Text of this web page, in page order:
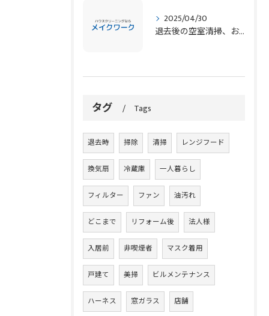
2025/04/30
退去後の空室清掃、お任せください！
タグ Tags
退去時 掃除 清掃 レンジフード
換気扇 冷蔵庫 一人暮らし
フィルター ファン 油汚れ
どこまで リフォーム後 法人様
入居前 非喫煙者 マスク着用
戸建て 美掃 ビルメンテナンス
ハーネス 窓ガラス 店舗